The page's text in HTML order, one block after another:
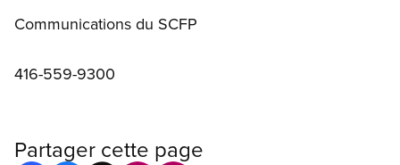
Communications du SCFP
416-559-9300
Partager cette page